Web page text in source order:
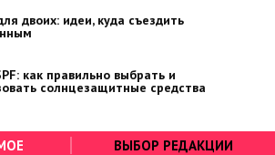
двоих: идеи, куда съездить
как правильно выбрать и
солнцезащитные средства
ВЫБОР РЕДАКЦИИ